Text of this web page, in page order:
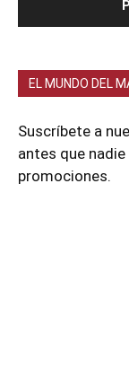
EL MUNDO DEL
Suscríbete a
antes que
promociones.